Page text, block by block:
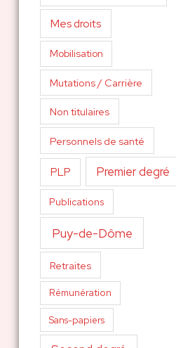
Mes droits
Mobilisation
Mutations / Carrière
Non titulaires
Personnels de santé
PLP Premier degré
Publications
Puy-de-Dôme
Retraites
Rémunération
Sans-papiers